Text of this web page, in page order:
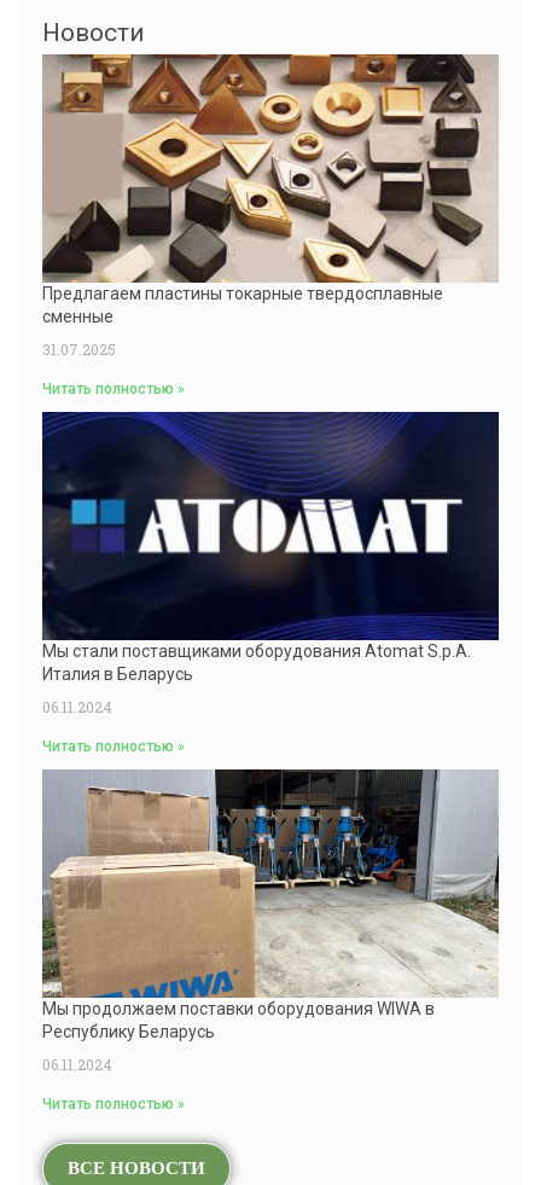
Новости
Предлагаем пластины токарные твердосплавные
сменные
31.07.2025
Читать полностью »
Мы стали поставщиками оборудования Atomat S.p.A.
Италия в Беларусь
06.11.2024
Читать полностью »
Мы продолжаем поставки оборудования WIWA в
Республику Беларусь
06.11.2024
Читать полностью »
ВСЕ НОВОСТИ